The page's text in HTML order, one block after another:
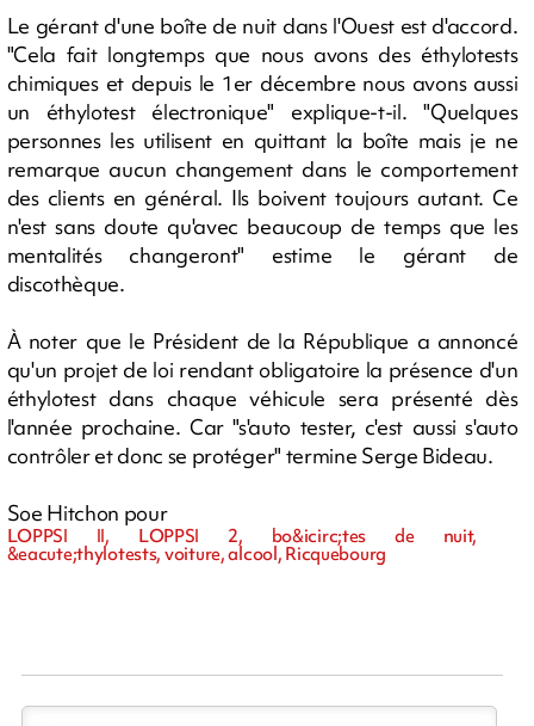
Le gérant d'une boîte de nuit dans l'Ouest est d'accord.
"Cela fait longtemps que nous avons des éthylotests
chimiques et depuis le 1er décembre nous avons aussi
un éthylotest électronique" explique-t-il. "Quelques
personnes les utilisent en quittant la boîte mais je ne
remarque aucun changement dans le comportement
des clients en général. Ils boivent toujours autant. Ce
n'est sans doute qu'avec beaucoup de temps que les
mentalités changeront" estime le gérant de
discothèque.
À noter que le Président de la République a annoncé
qu'un projet de loi rendant obligatoire la présence d'un
éthylotest dans chaque véhicule sera présenté dès
l'année prochaine. Car "s'auto tester, c'est aussi s'auto
contrôler et donc se protéger" termine Serge Bideau.
Soe Hitchon pour
LOPPSI II, LOPPSI 2, bo&icirc;tes de nuit,
&eacute;thylotests, voiture, alcool, Ricquebourg